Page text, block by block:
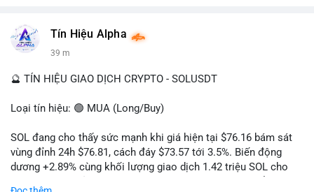
#dongtienlonTín Hiệu Alpha
39 m
🔮 TÍN HIỆU GIAO DỊCH CRYPTO - SOLUSDT
Loại tín hiệu: 🟢 MUA (Long/Buy)
SOL đang cho thấy sức mạnh khi giá hiện tại $76.16 bám sát
vùng đỉnh 24h $76.81, cách đáy $73.57 tới 3.5%. Biến động
dương +2.89% cùng khối lượng giao dịch 1.42 triệu SOL cho